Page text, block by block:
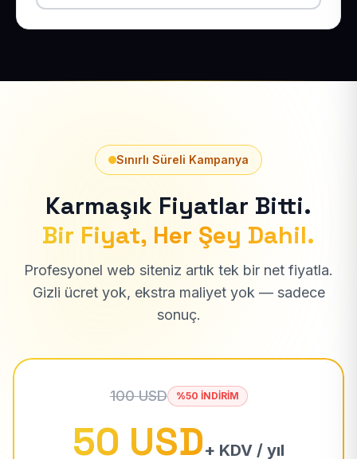
Sınırlı Süreli Kampanya
Karmaşık Fiyatlar Bitti.
Bir Fiyat, Her Şey Dahil.
Profesyonel web siteniz artık tek bir net fiyatla.
Gizli ücret yok, ekstra maliyet yok — sadece
sonuç.
100 USD %50 İNDİRİM
50 USD+ KDV / yıl